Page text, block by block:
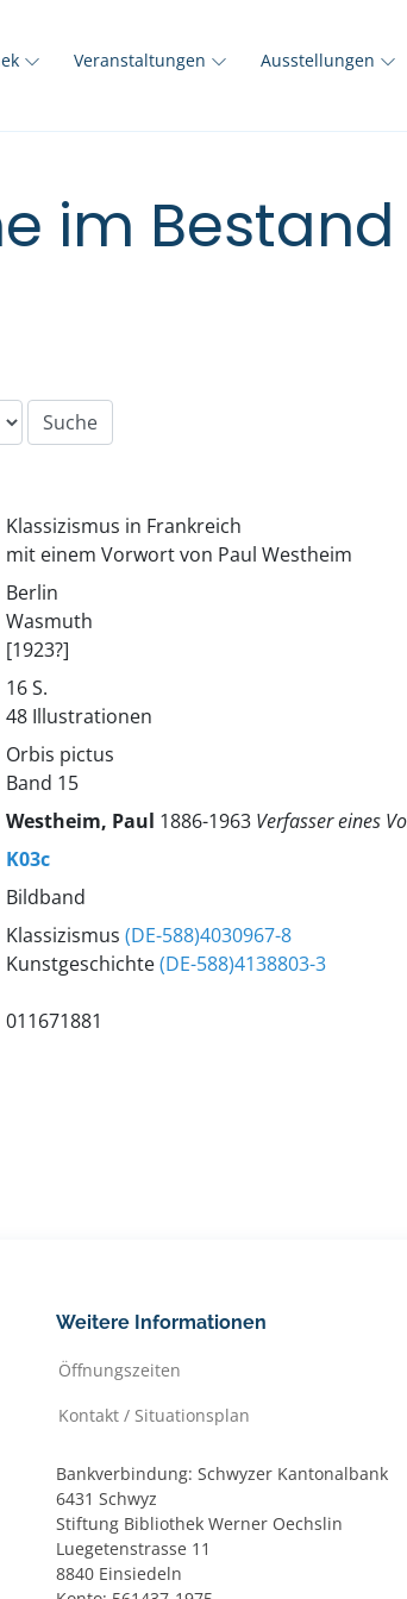
Veranstaltungen Ausstellungen
im
Klassizismus in Frankreich
mit einem Vorwort von Paul Westheim
Berlin
Wasmuth
[1923?]
16 S.
48 Illustrationen
Orbis pictus
Band 15
Westheim, Paul 1886-1963 Verfasser eines
K03c
Bildband
Klassizismus (DE-588)4030967-8
Kunstgeschichte(DE-588)4138803-3
011671881
Weitere Informationen
Öffnungszeiten
Kontakt / Situationsplan
Bankverbindung: Schwyzer Kantonalbank
6431 Schwyz
Stiftung Bibliothek Werner Oechslin
Luegetenstrasse 11
8840 Einsiedeln